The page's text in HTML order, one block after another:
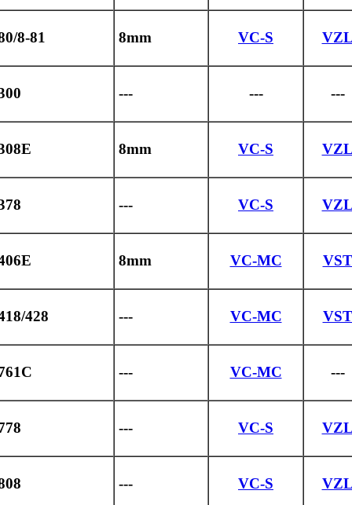
8-81 8mm VC-S
--- --- ---
8mm VC-S
--- VC-S
8mm VC-MC VST
428 --- VC-MC VST
--- VC-MC ---
--- VC-S
--- VC-S